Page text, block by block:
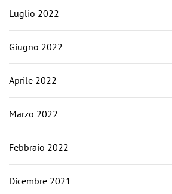
Luglio 2022
Giugno 2022
Aprile 2022
Marzo 2022
Febbraio 2022
Dicembre 2021